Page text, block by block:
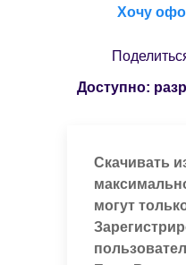
Хочу
Доступно:
Скачивать
могут